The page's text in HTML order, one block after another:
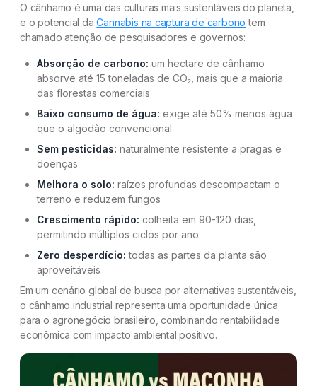
O cânhamo é uma das culturas mais sustentáveis do planeta,
e o potencial daCannabis na captura de carbono tem
chamado atenção de pesquisadores e governos:
Absorção de carbono: um hectare de cânhamo
absorve até 15 toneladas de CO₂, mais que a maioria
das florestas comerciais
Baixo consumo de água: exige até 50% menos água
que o algodão convencional
Sem pesticidas: naturalmente resistente a pragas e
doenças
Melhora o solo: raízes profundas descompactam o
terreno e reduzem fungos
Crescimento rápido: colheita em 90-120 dias,
permitindo múltiplos ciclos por ano
Zero desperdício: todas as partes da planta são
aproveitáveis
Em um cenário global de busca por alternativas sustentáveis,
o cânhamo industrial representa uma oportunidade única
para o agronegócio brasileiro, combinando rentabilidade
econômica com impacto ambiental positivo.